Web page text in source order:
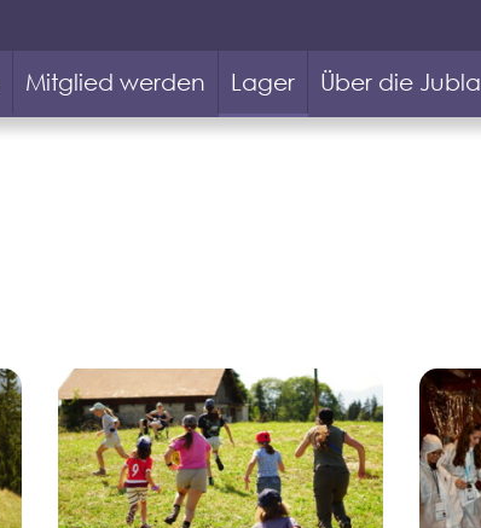
Mitglied werden Lager Über die Jubla